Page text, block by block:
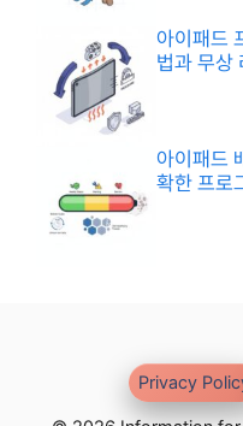
아이패드
법과 무상
아이패드
확한 프로
Privacy